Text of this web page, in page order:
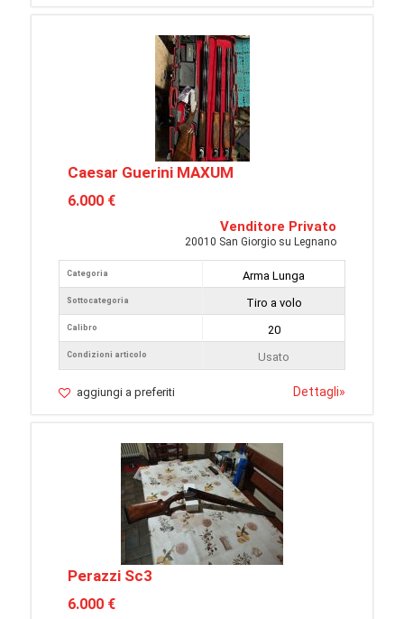
Caesar Guerini MAXUM
6.000 €
Venditore Privato
20010 San Giorgio su Legnano
Categoria
Sottocategoria
Calibro
Condizioni articolo
Arma Lunga
Tiro a volo
20
Usato
aggiungi a preferiti Dettagli»
Perazzi Sc3
6.000 €